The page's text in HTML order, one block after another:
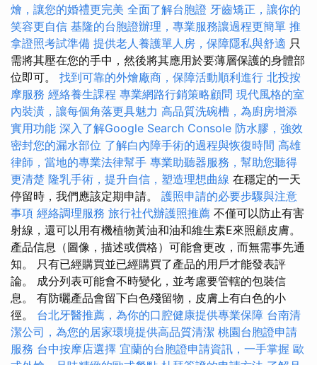
燴，讓您的婚禮更完美 全面了解台胞證 牙齒矯正，讓你的
笑容更自信 基隆的台胞證辦理，專業服務讓過程更簡單 推
拿證照考試準備 提供老人養護單人房，保障隱私與舒適 只
需將其壓在您的手中，然後將其應用於要薄層保護的身體部
位即可。 找到可靠的外燴廠商，保障活動順利進行 北投按
摩服務 經絡養生課程 專業網路行銷策略顧問 現代風格的室
內裝潢，讓每個角落更具魅力 高品質洗碗槽，為廚房增添
實用功能 深入了解Google Search Console 防水膠，強效
密封您的漏水部位 了解白內障手術的過程與恢復時間 高雄
律師，當地的專業法律幫手 專業助聽器服務，幫助您聽得
更清楚 隆乳手術，提升自信，塑造理想曲線 在穩定的一天
停留時，我們應該定期申請。 護照申請的必要步驟與注意
事項 經絡調理服務 旅行社代辦護照推薦 不僅可以防止有害
射線，還可以用有機植物黃油和油和維生素E來照顧皮膚。
產品信息（圖像，描述或價格）可能會更改，而無需事先通
知。 只有已經購買並已經購買了產品的用戶才能發表評
論。 成分列表可能會不時變化，並考慮要管轄的包裝信
息。 有防曬產品會留下白色殘留物，皮膚上有白色的小
徑。 台北牙醫推薦，為你的口腔健康提供專業保障 台南清
潔公司，為您的居家環境提供高品質清潔 桃園台胞證申請
服務 台中按摩店選擇 宜蘭的台胞證申請資訊，一手掌握 歐